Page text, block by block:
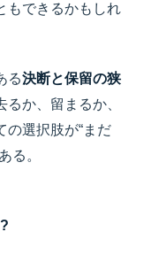
もできるかもしれ
る決断と保留の狭
か、留まるか、
選択肢が“まだ
る。